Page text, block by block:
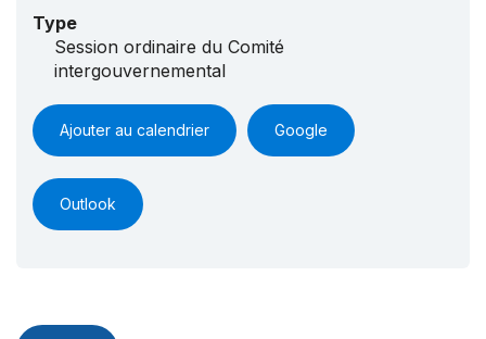
Type
Session ordinaire du Comité
intergouvernemental
Ajouter au calendrier Google
Outlook